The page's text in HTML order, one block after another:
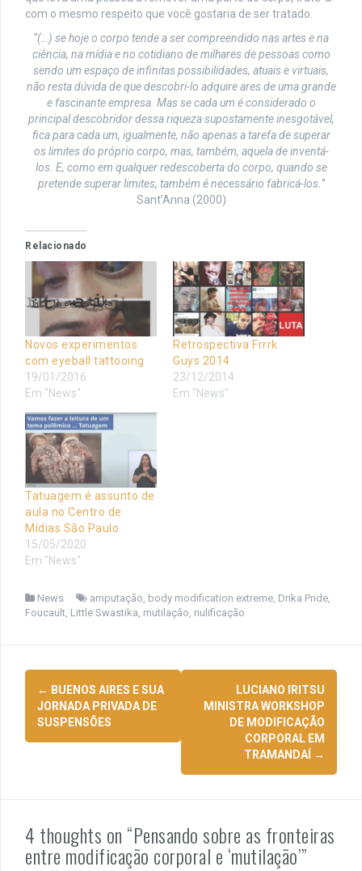
com o mesmo respeito que você gostaria de ser tratado.
“(…) se hoje o corpo tende a ser compreendido nas artes e na
ciência, na mídia e no cotidiano de milhares de pessoas como
sendo um espaço de infinitas possibilidades, atuais e virtuais,
não resta dúvida de que descobri-lo adquire ares de uma grande
e fascinante empresa. Mas se cada um é considerado o
principal descobridor dessa riqueza supostamente inesgotável,
fica para cada um, igualmente, não apenas a tarefa de superar
os limites do próprio corpo, mas, também, aquela de inventá-
los. E, como em qualquer redescoberta do corpo, quando se
pretende superar limites, também é necessário fabricá-los.”
Sant’Anna (2000)
Relacionado
Novos experimentos
com eyeball tattooing
19/01/2016
Em "News"
Retrospectiva Frrrk
Guys 2014
23/12/2014
Em "News"
Tatuagem é assunto de
aula no Centro de
Mídias São Paulo
15/05/2020
Em "News"
News amputação body modification extreme Drika Pride
Foucault Little Swastika mutilação nulificação
Navegação
de
posts
← BUENOS AIRES E SUA
JORNADA PRIVADA DE
SUSPENSÕES
LUCIANO IRITSU
MINISTRA WORKSHOP
DE MODIFICAÇÃO
CORPORAL EM
TRAMANDAÍ →
4 thoughts on “Pensando sobre as fronteiras
entre modificação corporal e ‘mutilação’”